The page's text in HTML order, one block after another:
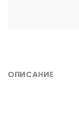
ОПИСАНИЕ